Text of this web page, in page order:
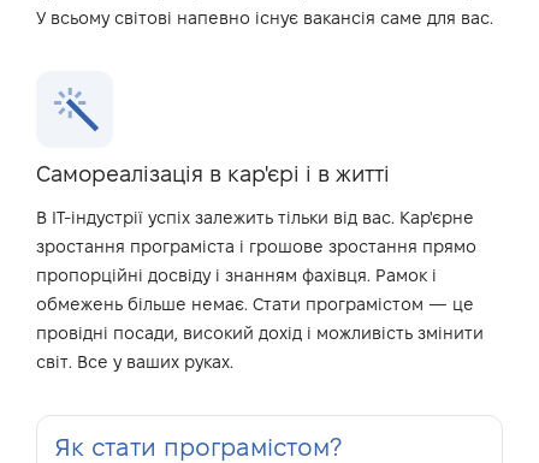
У всьому світові напевно існує вакансія саме для вас.
Самореалізація в кар'єрі і в житті
В IT-індустрії успіх залежить тільки від вас. Кар'єрне
зростання програміста і грошове зростання прямо
пропорційні досвіду і знанням фахівця. Рамок і
обмежень більше немає. Стати програмістом — це
провідні посади, високий дохід і можливість змінити
світ. Все у ваших руках.
Як стати програмістом?